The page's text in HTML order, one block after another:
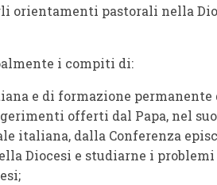
orientamenti pastorali nella
i compiti di:
e di formazione
offerti dal Papa, nel
italiana, dalla Conferenza
Diocesi e studiarne i